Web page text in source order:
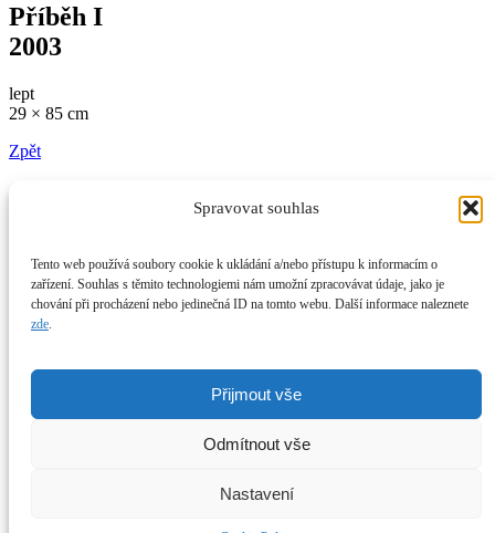
Spravovat souhlas
Tento web používá soubory cookie k ukládání a/nebo přístupu k informacím o
zařízení. Souhlas s těmito technologiemi nám umožní zpracovávat údaje, jako je
chování při procházení nebo jedinečná ID na tomto webu. Další informace naleznete
zde.
Přijmout vše
Odmítnout vše
Nastavení
Příběh I
2003
lept
29 × 85 cm
Zpět
Práce
Spolupráce
Prodej
Všechny obrázky a texty podléhají autorským právům.
Bez písemného souhlasu není povolena žádná reprodukce.